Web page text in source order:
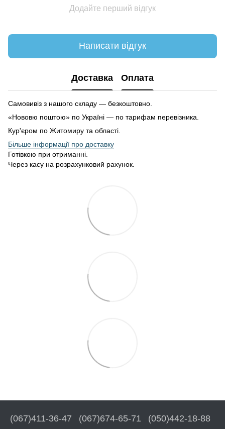
Додайте перший відгук
Написати відгук
Доставка Оплата
Самовивіз з нашого складу — безкоштовно.
«Нововю поштою» по Україні — по тарифам перевізника.
Кур'єром по Житомиру та області.
Більше інформації про доставку
Готівкою при отриманні.
Через касу на розрахунковий рахунок.
(067)411-36-47 (067)674-65-71 (050)442-18-88